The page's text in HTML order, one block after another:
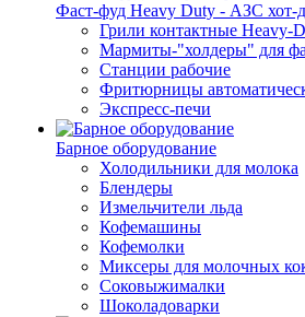
Фаст-фуд Heavy Duty - АЗС хот-
Грили контактные Heavy-
Мармиты-"холдеры" для
Станции рабочие
Фритюрницы
Экспресс-печи
Барное оборудование
Холодильники для молока
Блендеры
Измельчители льда
Кофемашины
Кофемолки
Миксеры для молочных
Соковыжималки
Шоколадоварки